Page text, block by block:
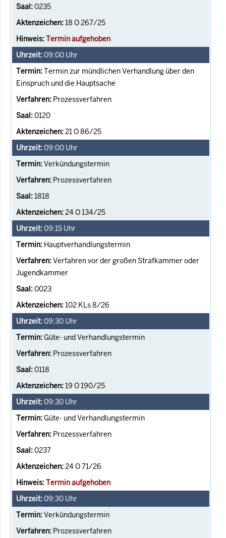
0235
18 O 267/25
Termin aufgehoben
09:00 Uhr
Termin zur mündlichen Verhandlung über den
Einspruch und die Hauptsache
Prozessverfahren
0120
21 O 86/25
09:00 Uhr
Verkündungstermin
Prozessverfahren
1818
24 O 134/25
09:15 Uhr
Hauptverhandlungstermin
Verfahren vor der großen Strafkammer oder
Jugendkammer
0023
102 KLs 8/26
09:30 Uhr
Güte- und Verhandlungstermin
Prozessverfahren
0118
19 O 190/25
09:30 Uhr
Güte- und Verhandlungstermin
Prozessverfahren
0237
24 O 71/26
Termin aufgehoben
09:30 Uhr
Verkündungstermin
Prozessverfahren